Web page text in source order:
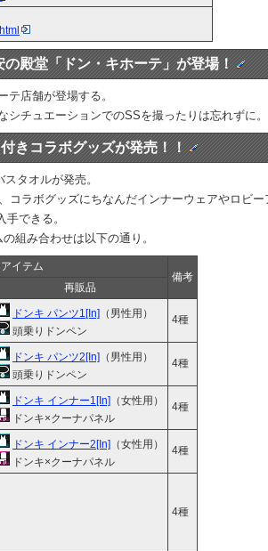
殿堂「ドン・キホーテ」が登場！
店舗が登場する。
チュエーションでのSSを撮ったりは忘れずに。
きコラボグッズが発売！！
タオルが発売。
コラボグッズにちなんだインナーウェアやロビ
できる。
組み合わせは以下の通り。
イテム
備考
再販品
ドンキ パンツ1[In] （男性用）
頭乗りドンペン
4種
ドンキ パンツ2[In] （男性用）
頭乗りドンペン
4種
ドンキ インナー1[In] （女性用）
ドンキ×クーナパネル
4種
ドンキ インナー2[In] （女性用）
ドンキ×クーナパネル
4種
4種